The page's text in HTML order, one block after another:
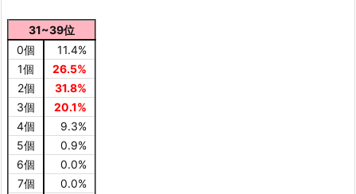
31~39位
0個
11.4%
1個
26.5%
2個
31.8%
3個
20.1%
4個
9.3%
5個
0.9%
6個
0.0%
7個
0.0%